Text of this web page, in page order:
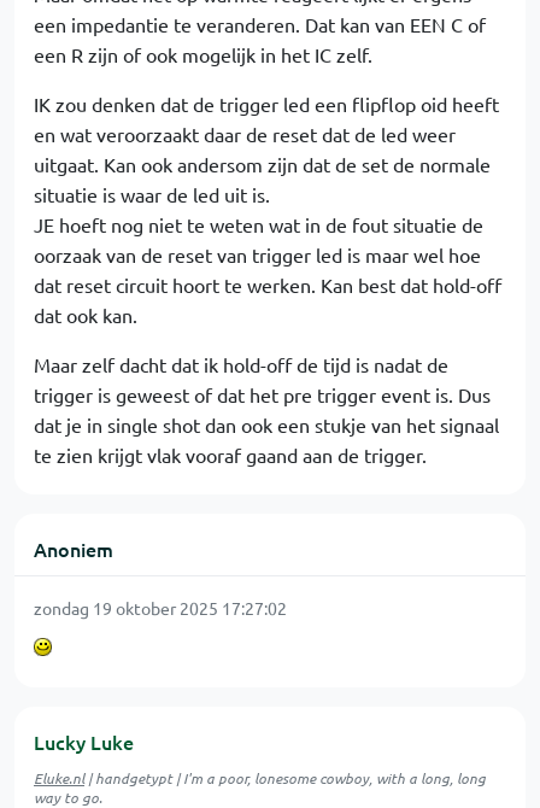
een impedantie te veranderen. Dat kan van EEN C of
een R zijn of ook mogelijk in het IC zelf.
IK zou denken dat de trigger led een flipflop oid heeft
en wat veroorzaakt daar de reset dat de led weer
uitgaat. Kan ook andersom zijn dat de set de normale
situatie is waar de led uit is.
JE hoeft nog niet te weten wat in de fout situatie de
oorzaak van de reset van trigger led is maar wel hoe
dat reset circuit hoort te werken. Kan best dat hold-off
dat ook kan.
Maar zelf dacht dat ik hold-off de tijd is nadat de
trigger is geweest of dat het pre trigger event is. Dus
dat je in single shot dan ook een stukje van het signaal
te zien krijgt vlak vooraf gaand aan de trigger.
Anoniem
zondag 19 oktober 2025 17:27:02
Lucky Luke
Eluke.nl| handgetypt | I'm a poor, lonesome cowboy, with a long, long
way to go.